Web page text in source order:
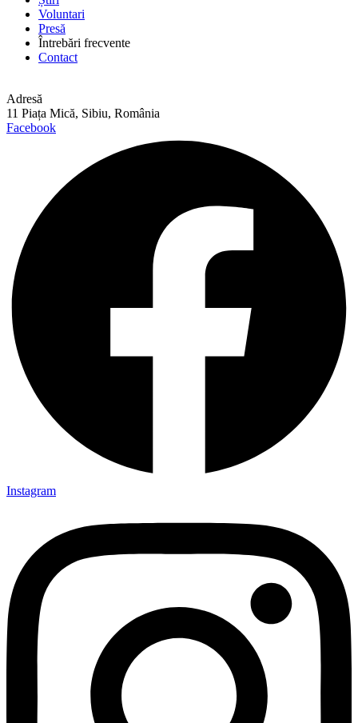
Voluntari
Presă
Întrebări frecvente
Contact
Adresă
11 Piața Mică, Sibiu, România
Facebook
Instagram